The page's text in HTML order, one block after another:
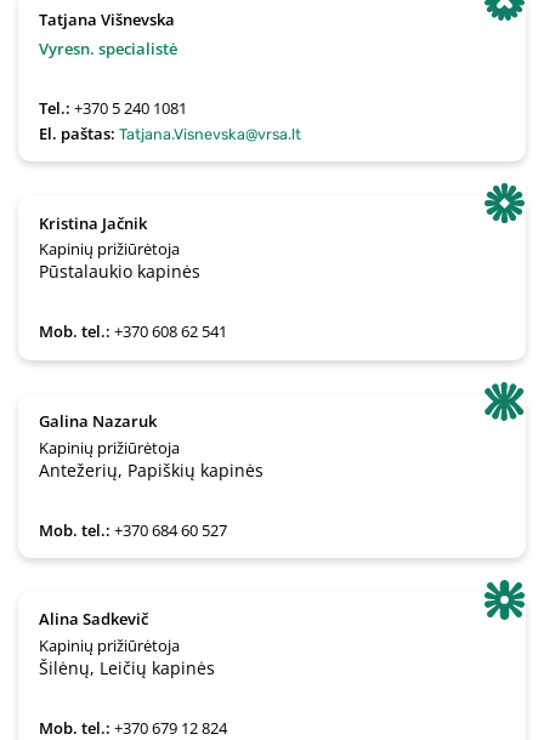
Tatjana Višnevska
Vyresn. specialistė
Tel.:+370 5 240 1081
El. paštas:Tatjana.Visnevska@vrsa.lt
Kristina Jačnik
Kapinių prižiūrėtoja
Pūstalaukio kapinės
Mob. tel.:+370 608 62 541
Galina Nazaruk
Kapinių prižiūrėtoja
Antežerių, Papiškių kapinės
Mob. tel.:+370 684 60 527
Alina Sadkevič
Kapinių prižiūrėtoja
Šilėnų, Leičių kapinės
Mob. tel.:+370 679 12 824